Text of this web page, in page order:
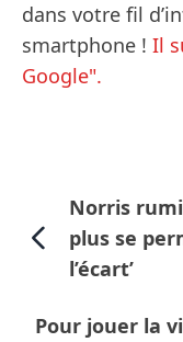
dans votre fil
smartphone ! Il
Google".
Norris
plus se
l’écart’
Pour jouer la